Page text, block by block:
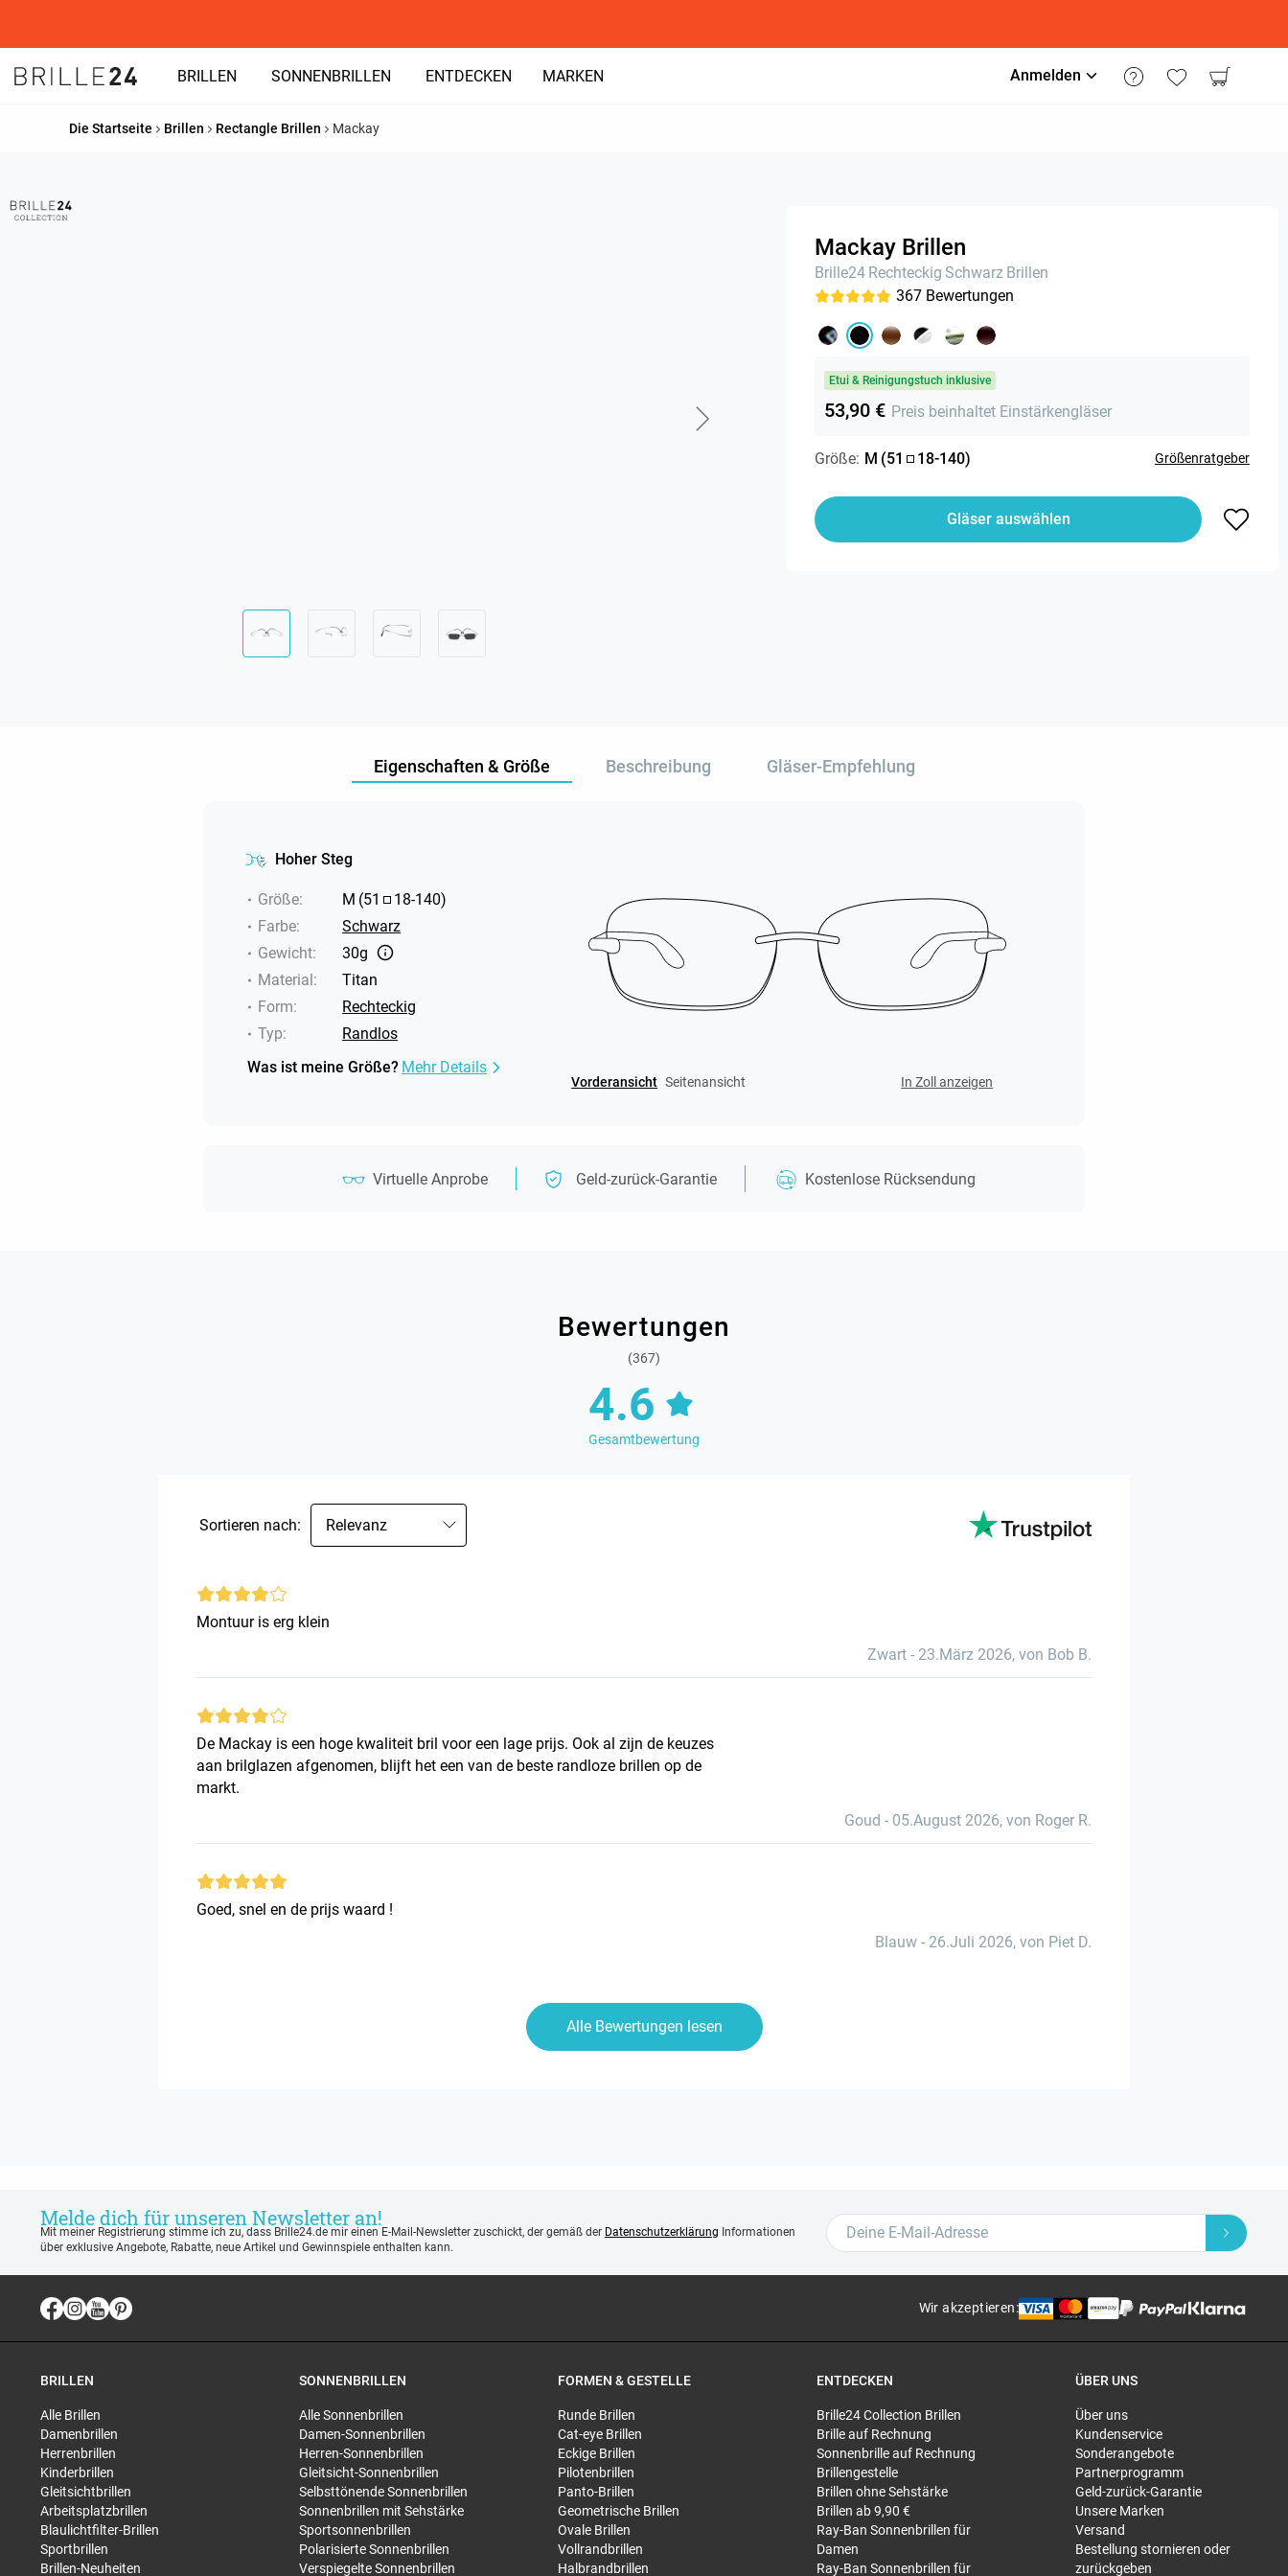
BRILLEN SONNENBRILLEN ENTDECKEN MARKEN Anmelden
Die Startseite Brillen Rectangle Brillen Mackay
Mackay Brillen
Brille24 Rechteckig Schwarz Brillen
367 Bewertungen
Etui & Reinigungstuch inklusive
53,90 € Preis beinhaltet Einstärkengläser
Größe: M (51 18-140) Größenratgeber
Gläser auswählen
Eigenschaften & Größe Beschreibung Gläser-Empfehlung
Hoher Steg
Größe: M (51 18-140)
Farbe:
Schwarz
Gewicht:
30g
Material:
Titan
Form:
Rechteckig
Typ:
Randlos
Was ist meine Größe? Mehr Details
Vorderansicht Seitenansicht In Zoll anzeigen
Virtuelle Anprobe Geld-zurück-Garantie Kostenlose Rücksendung
Bewertungen
(367)
4.6
Gesamtbewertung
Sortieren nach: Relevanz
Montuur is erg klein
Zwart - 23.März 2026, von Bob B.
De Mackay is een hoge kwaliteit bril voor een lage prijs. Ook al zijn de keuzes
aan brilglazen afgenomen, blijft het een van de beste randloze brillen op de
markt.
Goud - 05.August 2026, von Roger R.
Goed, snel en de prijs waard !
Blauw - 26.Juli 2026, von Piet D.
Alle Bewertungen lesen
Melde dich für unseren Newsletter an!
Mit meiner Registrierung stimme ich zu, dass Brille24.de mir einen E-Mail-Newsletter zuschickt, der gemäß der Datenschutzerklärung Informationen
über exklusive Angebote, Rabatte, neue Artikel und Gewinnspiele enthalten kann.
Wir akzeptieren:
BRILLEN
Alle Brillen
Damenbrillen
Herrenbrillen
Kinderbrillen
Gleitsichtbrillen
Arbeitsplatzbrillen
Blaulichtfilter-Brillen
Sportbrillen
Brillen-Neuheiten
SONNENBRILLEN
Alle Sonnenbrillen
Damen-Sonnenbrillen
Herren-Sonnenbrillen
Gleitsicht-Sonnenbrillen
Selbsttönende Sonnenbrillen
Sonnenbrillen mit Sehstärke
Sportsonnenbrillen
Polarisierte Sonnenbrillen
Verspiegelte Sonnenbrillen
FORMEN & GESTELLE
Runde Brillen
Cat-eye Brillen
Eckige Brillen
Pilotenbrillen
Panto-Brillen
Geometrische Brillen
Ovale Brillen
Vollrandbrillen
Halbrandbrillen
ENTDECKEN
Brille24 Collection Brillen
Brille auf Rechnung
Sonnenbrille auf Rechnung
Brillengestelle
Brillen ohne Sehstärke
Brillen ab 9,90 €
Ray-Ban Sonnenbrillen für
Damen
Ray-Ban Sonnenbrillen für
ÜBER UNS
Über uns
Kundenservice
Sonderangebote
Partnerprogramm
Geld-zurück-Garantie
Unsere Marken
Versand
Bestellung stornieren oder
zurückgeben